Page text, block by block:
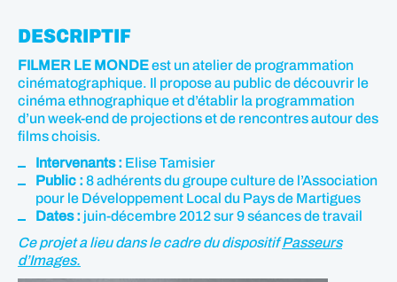
DESCRIPTIF
FILMER LE MONDEest un atelier de programmation
cinématographique. Il propose au public de découvrir le
cinéma ethnographique et d’établir la programmation
d’un week-end de projections et de rencontres autour des
films choisis.
Intervenants : Elise Tamisier
Public : 8 adhérents du groupe culture de l’Association
pour le Développement Local du Pays de Martigues
Dates : juin-décembre 2012 sur 9 séances de travail
Ce projet a lieu dans le cadre du dispositifPasseurs
d’Images.